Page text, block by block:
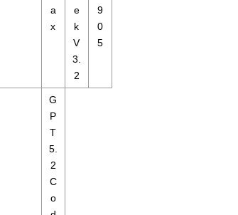
a
x
e
k
V
3.
2
9
0
5
G
P
T
5.
2
C
o